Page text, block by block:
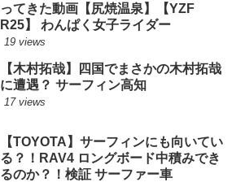
ってきた動画【尻焼温泉】【YZF
R25】 わんぱく女子ライダー
19 views
【木村拓哉】四国でまさかの木村拓哉
に遭遇？ サーフィン高知
17 views
【TOYOTA】サーフィンにも向いてい
る？！RAV4 ロングボード中積みでき
るのか？！検証 サーファー車